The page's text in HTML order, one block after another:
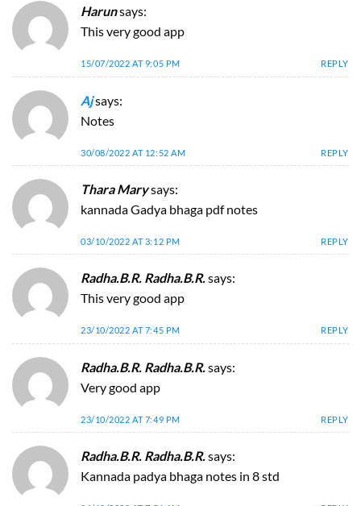
Harunsays:
This very good app
15/07/2022 AT 9:05 PM REPLY
Ajsays:
Notes
30/08/2022 AT 12:52 AM REPLY
Thara Marysays:
kannada Gadya bhaga pdf notes
03/10/2022 AT 3:12 PM REPLY
Radha.B.R. Radha.B.R.says:
This very good app
23/10/2022 AT 7:45 PM REPLY
Radha.B.R. Radha.B.R.says:
Very good app
23/10/2022 AT 7:49 PM REPLY
Radha.B.R. Radha.B.R.says:
Kannada padya bhaga notes in 8 std